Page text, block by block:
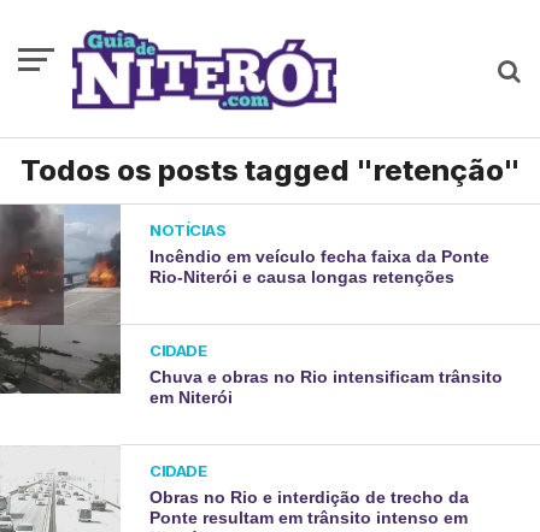
Todos os posts tagged "retenção"
NOTÍCIAS
Incêndio em veículo fecha faixa da Ponte
Rio-Niterói e causa longas retenções
CIDADE
Chuva e obras no Rio intensificam trânsito
em Niterói
CIDADE
Obras no Rio e interdição de trecho da
Ponte resultam em trânsito intenso em